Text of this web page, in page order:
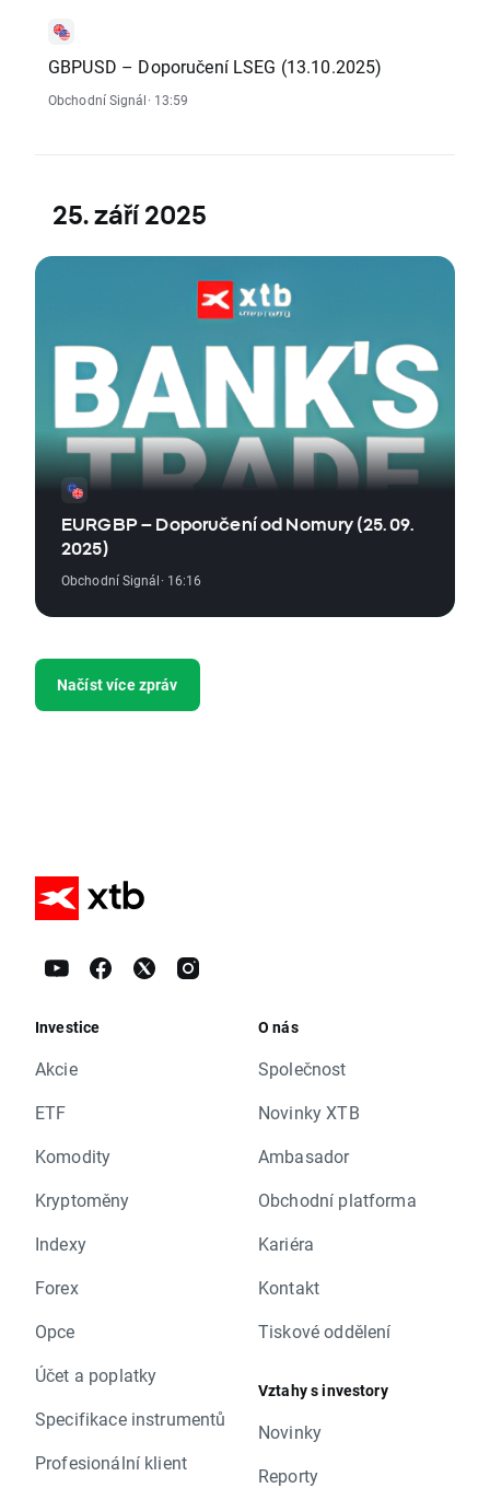
GBPUSD – Doporučení LSEG (13.10.2025)
Obchodní Signál· 13:59
25. září 2025
EURGBP – Doporučení od Nomury (25. 09.
2025)
Obchodní Signál· 16:16
Načíst více zpráv
Investice
Akcie
ETF
Komodity
Kryptoměny
Indexy
Forex
Opce
Účet a poplatky
Specifikace instrumentů
Profesionální klient
O nás
Společnost
Novinky XTB
Ambasador
Obchodní platforma
Kariéra
Kontakt
Tiskové oddělení
Vztahy s investory
Novinky
Reporty